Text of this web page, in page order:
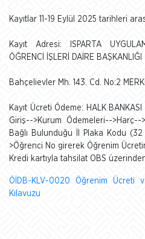
Kayıtlar 11-19 Eylül 2025 tarihleri
Kayıt Adresi: ISPARTA
ÖĞRENCİ İŞLERİ DAİRE BAŞKANLIĞI
Bahçelievler Mh. 143. Cd. No:2
Kayıt Ücreti Ödeme: HALK BANKASI
Giriş-->Kurum Ödemeleri-->Harç--
Bağlı Bulunduğu İl Plaka Kodu
>Öğrenci No girerek Öğrenim
Kredi kartıyla tahsilat OBS
ÖİDB-KLV-0020 Öğrenim Ücreti
Kılavuzu